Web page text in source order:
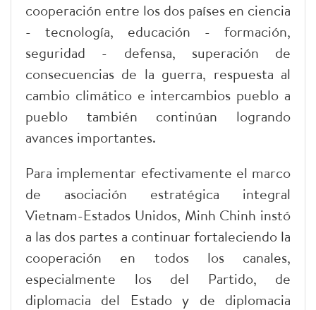
cooperación entre los dos países en ciencia
- tecnología, educación - formación,
seguridad - defensa, superación de
consecuencias de la guerra, respuesta al
cambio climático e intercambios pueblo a
pueblo también continúan logrando
avances importantes.
Para implementar efectivamente el marco
de asociación estratégica integral
Vietnam-Estados Unidos, Minh Chinh instó
a las dos partes a continuar fortaleciendo la
cooperación en todos los canales,
especialmente los del Partido, de
diplomacia del Estado y de diplomacia